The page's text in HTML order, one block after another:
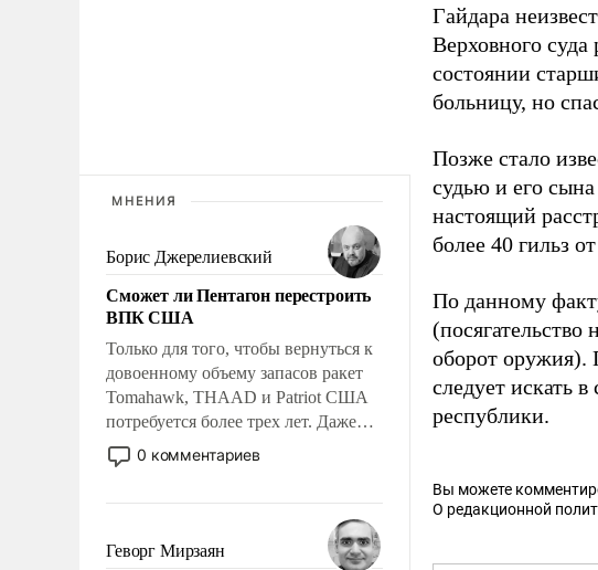
МНЕНИЯ
Борис Джерелиевский
Сможет ли Пентагон перестроить
ВПК США
Только для того, чтобы вернуться к
довоенному объему запасов ракет
Tomahawk, THAAD и Patriot США
потребуется более трех лет. Даже
небольшая война с Ираном
опустошила американские
уязвимости США, например, перед
0 комментариев
Геворг Мирзаян
Гайдара
Верховного
состоянии
больницу, но
Позже стало
судью и его
настоящий
более 40 гильз
По данному
оборот оружия).
следует искать
республики.
Вы можете
О редакционной